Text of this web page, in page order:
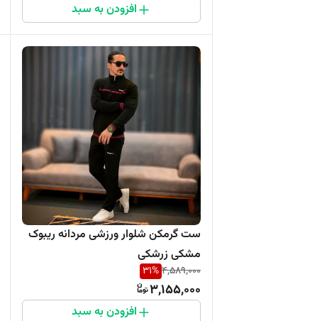
افزودن به سبد
ست گرمکن شلوار ورزشی مردانه ریبوک
مشکی زرشکی
4,589,000
31%
3,155,000
افزودن به سبد